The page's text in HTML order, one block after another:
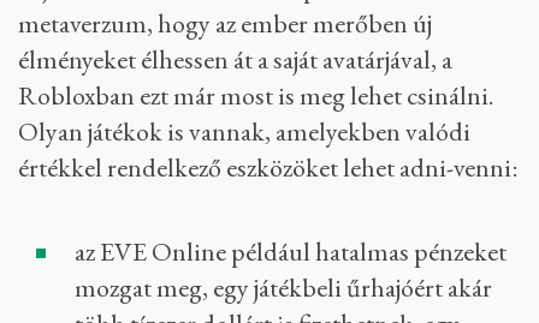
metaverzum, hogy az ember merőben új
élményeket élhessen át a saját avatárjával, a
Robloxban ezt már most is meg lehet csinálni.
Olyan játékok is vannak, amelyekben valódi
értékkel rendelkező eszközöket lehet adni-venni:
az EVE Online például hatalmas pénzeket
mozgat meg, egy játékbeli űrhajóért akár